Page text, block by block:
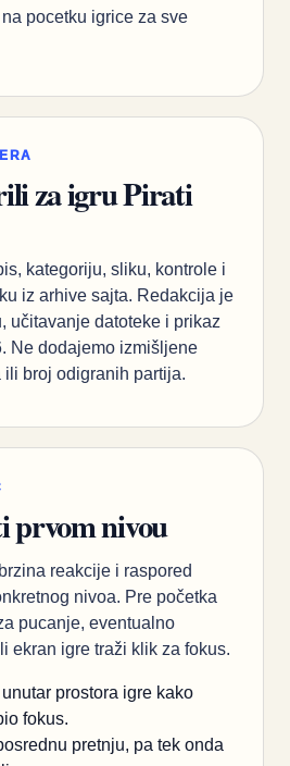
pocetku igrice za sve
za igru Pirati
kategoriju, sliku, kontrole i
iz arhive sajta. Redakcija je
učitavanje datoteke i prikaz
Ne dodajemo izmišljene
broj odigranih partija.
prvom nivou
reakcije i raspored
nivoa. Pre početka
pucanje, eventualno
ekran igre traži klik za fokus.
prostora igre kako
fokus.
pretnju, pa tek onda